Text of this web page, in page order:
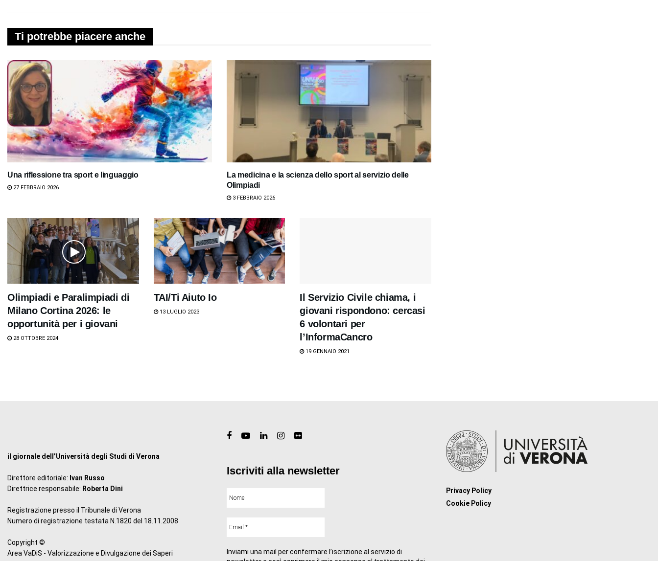
Ti potrebbe piacere anche
Una riflessione tra sport e linguaggio
27 FEBBRAIO 2026
La medicina e la scienza dello sport al servizio delle
Olimpiadi
3 FEBBRAIO 2026
Olimpiadi e Paralimpiadi di
Milano Cortina 2026: le
opportunità per i giovani
28 OTTOBRE 2024
TAI/Ti Aiuto Io
13 LUGLIO 2023
Il Servizio Civile chiama, i
giovani rispondono: cercasi
6 volontari per
l’InformaCancro
19 GENNAIO 2021
il giornale dell’Università degli Studi di Verona
Direttore editoriale: Ivan Russo
Direttrice responsabile: Roberta Dini
Registrazione presso il Tribunale di Verona
Numero di registrazione testata N.1820 del 18.11.2008
Copyright ©
Area VaDiS - Valorizzazione e Divulgazione dei Saperi
Iscriviti alla newsletter
Inviami una mail per confermare l’iscrizione al servizio di
Privacy Policy
Cookie Policy